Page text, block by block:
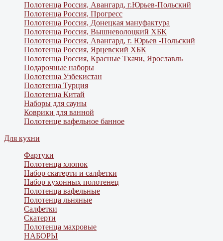
Полотенца Россия, Авангард, г.Юрьев-Польский
Полотенца Россия, Прогресс
Полотенца Россия, Донецкая мануфактура
Полотенца Россия, Вышневолоцкий ХБК
Полотенца Россия, Авангард, г. Юрьев -Польский
Полотенца Россия, Ярцевский ХБК
Полотенца Россия, Красные Ткачи, Ярославль
Подарочные наборы
Полотенца Узбекистан
Полотенца Турция
Полотенца Китай
Наборы для сауны
Коврики для ванной
Полотенце вафельное банное
Для кухни
Фартуки
Полотенца хлопок
Набор скатерти и салфетки
Набор кухонных полотенец
Полотенца вафельные
Полотенца льняные
Салфетки
Скатерти
Полотенца махровые
НАБОРЫ